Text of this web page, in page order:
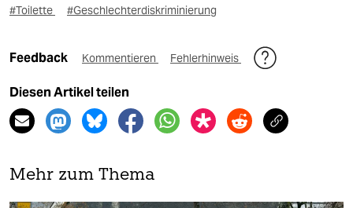
#Toilette
#Geschlechterdiskriminierung
Feedback Kommentieren Fehlerhinweis
Diesen Artikel teilen
Mehr zum Thema